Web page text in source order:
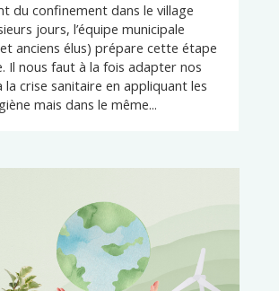
du confinement dans le village
jours, l’équipe municipale
anciens élus) prépare cette étape
Il nous faut à la fois adapter nos
la crise sanitaire en appliquant les
mais dans le même...